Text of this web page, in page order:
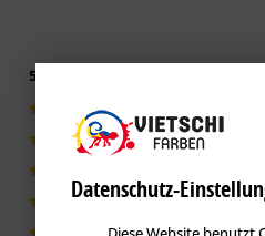
5 von 5 basieren auf 4
Datenschutz-